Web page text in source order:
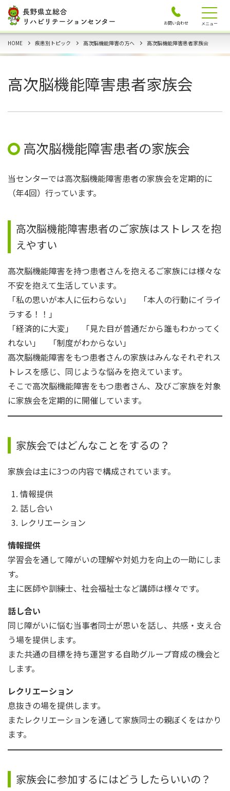
HOME 疾患別トピック 高次脳機能障害の方へ 高次脳機能障害患者家族会
高次脳機能障害患者家族会
高次脳機能障害患者の家族会
当センターでは高次脳機能障害患者の家族会を定期的に
（年4回）行っています。
高次脳機能障害患者のご家族はストレスを抱
えやすい
高次脳機能障害を持つ患者さんを抱えるご家族には様々な
不安を抱えて生活しています。
「私の思いが本人に伝わらない」 「本人の行動にイライ
ラする！！」
「経済的に大変」 「見た目が普通だから誰もわかってく
れない」 「制度がわからない」
高次脳機能障害をもつ患者さんの家族はみんなそれぞれス
トレスを感じ、同じような悩みを抱えています。
そこで高次脳機能障害をもつ患者さん、及びご家族を対象
に家族会を定期的に開催しています。
家族会ではどんなことをするの？
家族会は主に3つの内容で構成されています。
情報提供
話し合い
レクリエーション
情報提供
学習会を通して障がいの理解や対処力を向上の一助にしま
す。
主に医師や訓練士、社会福祉士など講師は様々です。
話し合い
同じ障がいに悩む当事者同士が思いを話し、共感・支え合
う場を提供します。
また共通の目標を持ち運営する自助グループ育成の機会と
します。
レクリエーション
息抜きの場を提供します。
またレクリエーションを通して家族同士の親ぼくをはかり
ます。
家族会に参加するにはどうしたらいいの？
メニュー
お問い合わせ